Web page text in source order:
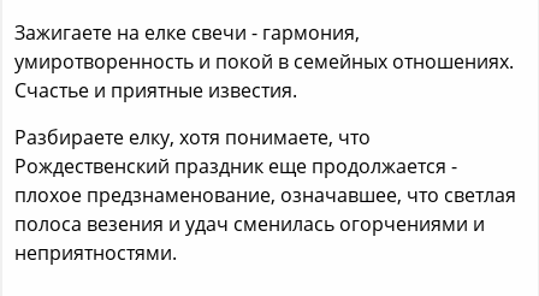
Зажигаете на елке свечи - гармония,
умиротворенность и покой в семейных отношениях.
Счастье и приятные известия.
Разбираете елку, хотя понимаете, что
Рождественский праздник еще продолжается -
плохое предзнаменование, означавшее, что светлая
полоса везения и удач сменилась огорчениями и
неприятностями.